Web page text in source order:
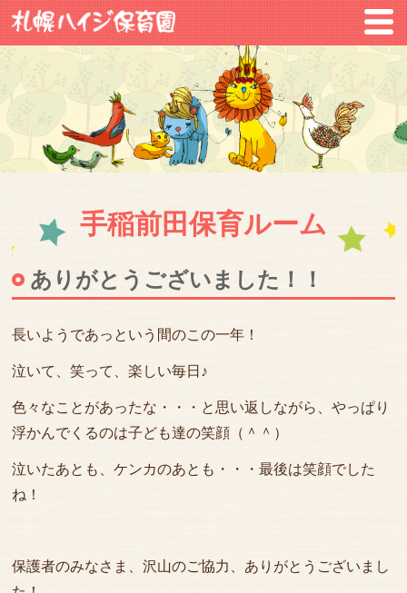
手稲前田保育ルーム
ありがとうございました！！
長いようであっという間のこの一年！
泣いて、笑って、楽しい毎日♪
色々なことがあったな・・・と思い返しながら、やっぱり
浮かんでくるのは子ども達の笑顔（＾＾）
泣いたあとも、ケンカのあとも・・・最後は笑顔でした
ね！
保護者のみなさま、沢山のご協力、ありがとうございまし